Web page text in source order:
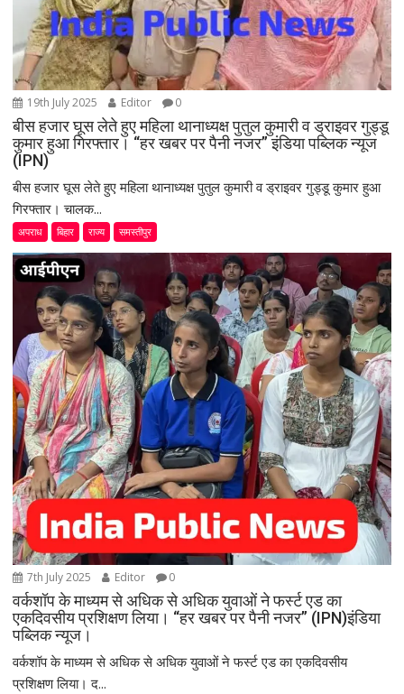
19th July 2025 Editor 0
बीस हजार घूस लेते हुए महिला थानाध्यक्ष पुतुल कुमारी व ड्राइवर गुड्डू
कुमार हुआ गिरफ्तार। “हर खबर पर पैनी नजर” इंडिया पब्लिक न्यूज
(IPN)
बीस हजार घूस लेते हुए महिला थानाध्यक्ष पुतुल कुमारी व ड्राइवर गुड्डू कुमार हुआ
गिरफ्तार। चालक...
अपराध बिहार राज्य समस्तीपुर
7th July 2025 Editor 0
वर्कशॉप के माध्यम से अधिक से अधिक युवाओं ने फर्स्ट एड का
एकदिवसीय प्रशिक्षण लिया। “हर खबर पर पैनी नजर” (IPN)इंडिया
पब्लिक न्यूज।
वर्कशॉप के माध्यम से अधिक से अधिक युवाओं ने फर्स्ट एड का एकदिवसीय
प्रशिक्षण लिया। द...